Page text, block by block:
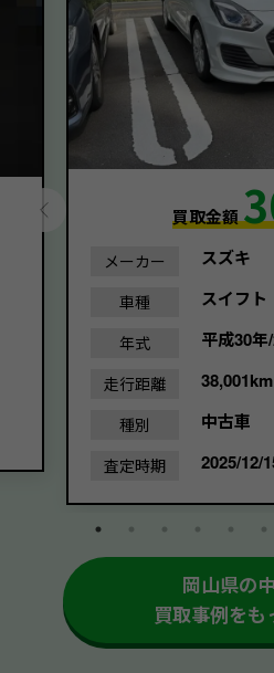
買取金額
メーカー スズキ
車種 スイフト
年式 平成30年
走行距離 38,001km
種別 中古車
査定時期 2025/12/
岡山県の
買取事例をも